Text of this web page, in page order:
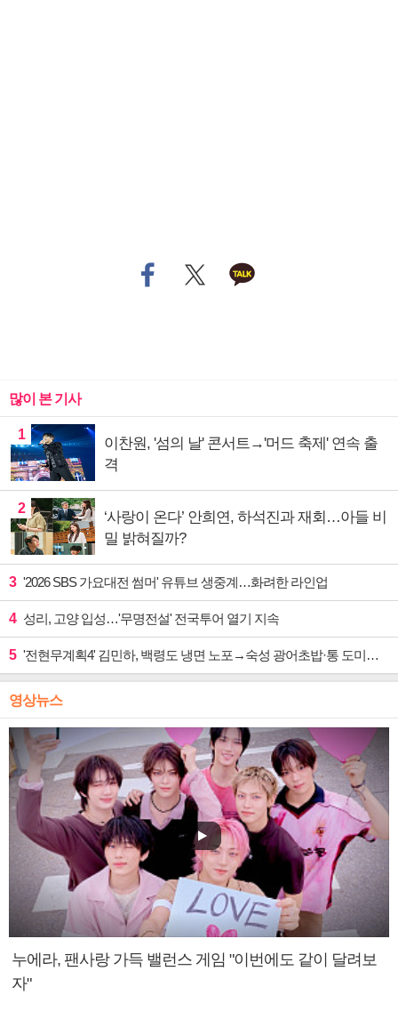
많이 본 기사
1
이찬원, '섬의 날' 콘서트→'머드 축제' 연속 출
격
2
‘사랑이 온다’ 안희연, 하석진과 재회…아들 비
밀 밝혀질까?
3 '2026 SBS 가요대전 썸머' 유튜브 생중계…화려한 라인업
4 성리, 고양 입성…'무명전설' 전국투어 열기 지속
5 '전현무계획4' 김민하, 백령도 냉면 노포→숙성 광어초밥·통 도미찜 맛집 탐방
영상뉴스
누에라, 팬사랑 가득 밸런스 게임 "이번에도 같이 달려보
자"